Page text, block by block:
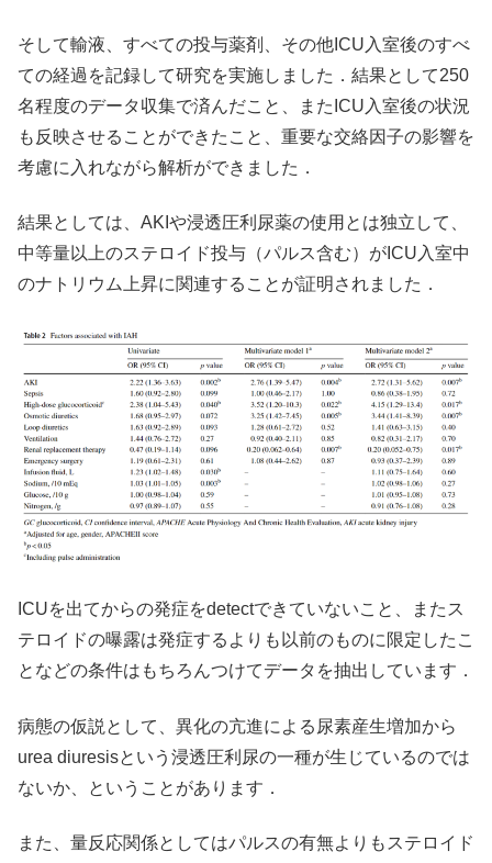
そして輸液、すべての投与薬剤、その他ICU入室後のすべ
ての経過を記録して研究を実施しました．結果として250
名程度のデータ収集で済んだこと、またICU入室後の状況
も反映させることができたこと、重要な交絡因子の影響を
考慮に入れながら解析ができました．
結果としては、AKIや浸透圧利尿薬の使用とは独立して、
中等量以上のステロイド投与（パルス含む）がICU入室中
のナトリウム上昇に関連することが証明されました．
ICUを出てからの発症をdetectできていないこと、またス
テロイドの曝露は発症するよりも以前のものに限定したこ
となどの条件はもちろんつけてデータを抽出しています．
病態の仮説として、異化の亢進による尿素産生増加から
urea diuresisという浸透圧利尿の一種が生じているのでは
ないか、ということがあります．
また、量反応関係としてはパルスの有無よりもステロイド